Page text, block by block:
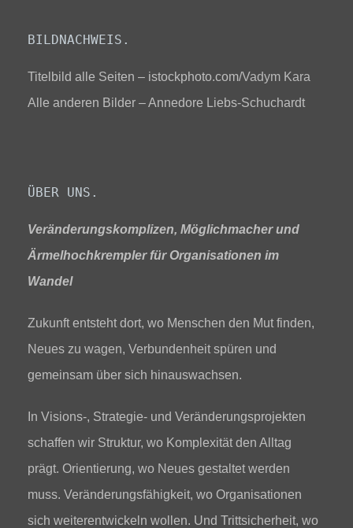
BILDNACHWEIS.
Titelbild alle Seiten – istockphoto.com/Vadym Kara
Alle anderen Bilder – Annedore Liebs-Schuchardt
ÜBER UNS.
Veränderungskomplizen, Möglichmacher und
Ärmelhochkrempler für Organisationen im
Wandel
Zukunft entsteht dort, wo Menschen den Mut finden,
Neues zu wagen, Verbundenheit spüren und
gemeinsam über sich hinauswachsen.
In Visions-, Strategie- und Veränderungsprojekten
schaffen wir Struktur, wo Komplexität den Alltag
prägt. Orientierung, wo Neues gestaltet werden
muss. Veränderungsfähigkeit, wo Organisationen
sich weiterentwickeln wollen. Und Trittsicherheit, wo